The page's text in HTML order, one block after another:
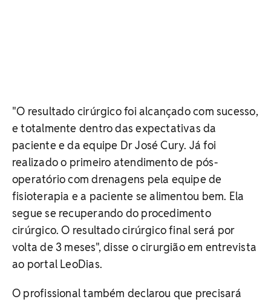
"O resultado cirúrgico foi alcançado com sucesso,
e totalmente dentro das expectativas da
paciente e da equipe Dr José Cury. Já foi
realizado o primeiro atendimento de pós-
operatório com drenagens pela equipe de
fisioterapia e a paciente se alimentou bem. Ela
segue se recuperando do procedimento
cirúrgico. O resultado cirúrgico final será por
volta de 3 meses", disse o cirurgião em entrevista
ao portal LeoDias.
O profissional também declarou que precisará